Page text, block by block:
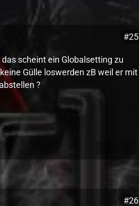
#25
scheint ein Globalsetting zu
Gülle loswerden zB weil er mit
?
#26